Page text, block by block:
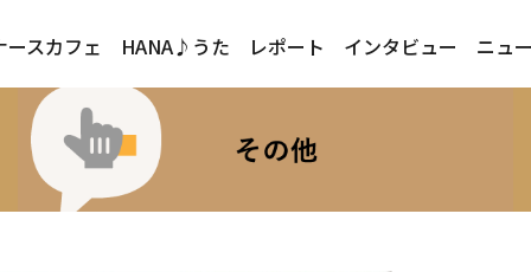
ースカフェ HANA♪うた レポート インタビュー ニュ